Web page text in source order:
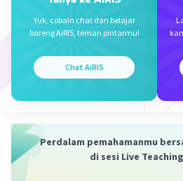
penyokong organ-organ
A.jaringan pengikat
Yuk, cobain chat dan belajar
bareng AiRIS, teman pintarmu!
Chat AiRIS
Perdalam pemahamanmu
di sesi Live